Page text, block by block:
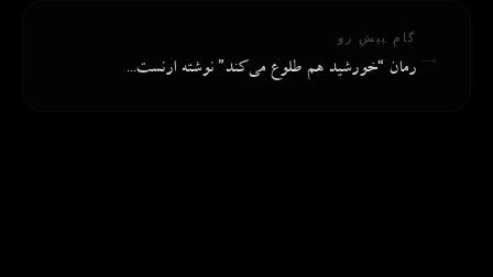
→
گامِ پیشِ رو
رمان “خورشید هم طلوع می‌کند” نوشته ارنست...